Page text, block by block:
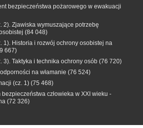
bezpieczeństwa pożarowego w ewakuacji
2). Zjawiska wymuszające potrzebę
(84 048)
1). Historia i rozwój ochrony osobistej na
667)
3). Taktyka i technika ochrony osób (76 720)
na włamanie (76 524)
(cz. 1) (75 468)
człowieka w XXI wieku -
(72 326)